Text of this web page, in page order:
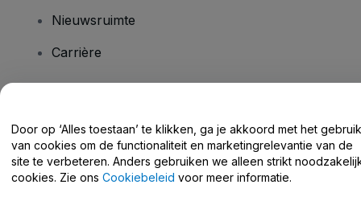
Nieuwsruimte
Carrière
Helpcentrum / Neem Contact Met Ons Op
Door op ‘Alles toestaan’ te klikken, ga je akkoord met het gebruik
van cookies om de functionaliteit en marketingrelevantie van de
site te verbeteren. Anders gebruiken we alleen strikt
cookies. Zie ons Cookiebeleid voor meer informatie.